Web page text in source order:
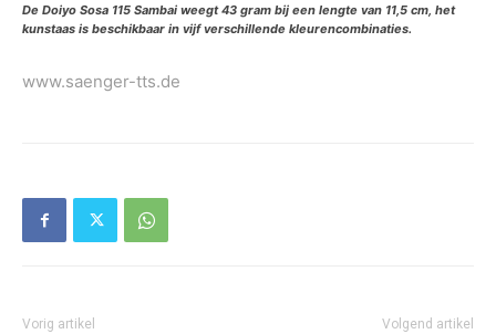
De Doiyo Sosa 115 Sambai weegt 43 gram bij een lengte van 11,5 cm, het
kunstaas is beschikbaar in vijf verschillende kleurencombinaties.
www.saenger-tts.de
Vorig artikel Volgend artikel